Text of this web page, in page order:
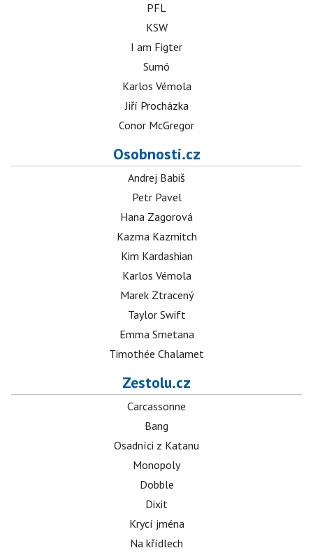
PFL
KSW
I am Figter
Sumó
Karlos Vémola
Jiří Procházka
Conor McGregor
Osobnosti.cz
Andrej Babiš
Petr Pavel
Hana Zagorová
Kazma Kazmitch
Kim Kardashian
Karlos Vémola
Marek Ztracený
Taylor Swift
Emma Smetana
Timothée Chalamet
Zestolu.cz
Carcassonne
Bang
Osadníci z Katanu
Monopoly
Dobble
Dixit
Krycí jména
Na křídlech